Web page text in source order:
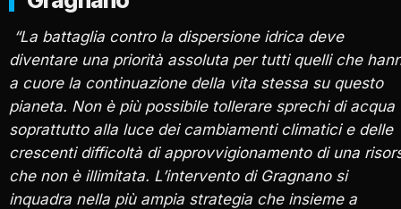
“La battaglia contro la dispersione idrica deve
diventare una priorità assoluta per tutti quelli che
a cuore la continuazione della vita stessa su questo
pianeta. Non è più possibile tollerare sprechi di acqua
soprattutto alla luce dei cambiamenti climatici e delle
crescenti difficoltà di approvvigionamento di una
che non è illimitata. L’intervento di Gragnano si
inquadra nella più ampia strategia che insieme a